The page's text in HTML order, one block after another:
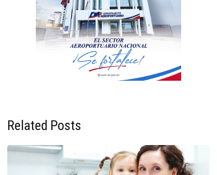
Related Posts